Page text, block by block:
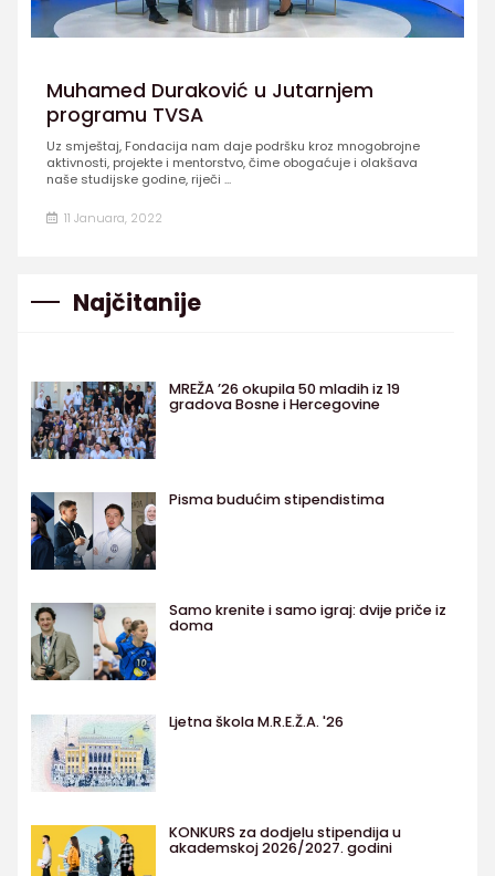
Muhamed Duraković u Jutarnjem
programu TVSA
Uz smještaj, Fondacija nam daje podršku kroz mnogobrojne
aktivnosti, projekte i mentorstvo, čime obogaćuje i olakšava
naše studijske godine, riječi ...
11 Januara, 2022
Najčitanije
MREŽA ’26 okupila 50 mladih iz 19
gradova Bosne i Hercegovine
Pisma budućim stipendistima
Samo krenite i samo igraj: dvije priče iz
doma
Ljetna škola M.R.E.Ž.A. '26
KONKURS za dodjelu stipendija u
akademskoj 2026/2027. godini